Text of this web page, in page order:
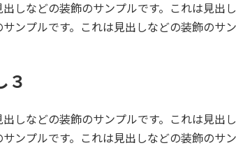
出しなどの装飾のサンプルです。これは見出
ンプルです。これは見出しなどの装飾のサン
３
出しなどの装飾のサンプルです。これは見出
ンプルです。これは見出しなどの装飾のサン